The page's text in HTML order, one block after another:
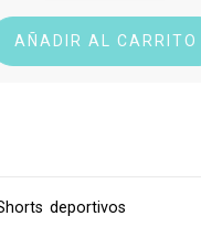
cantidad
AÑADIR AL CARRITO
deportivos